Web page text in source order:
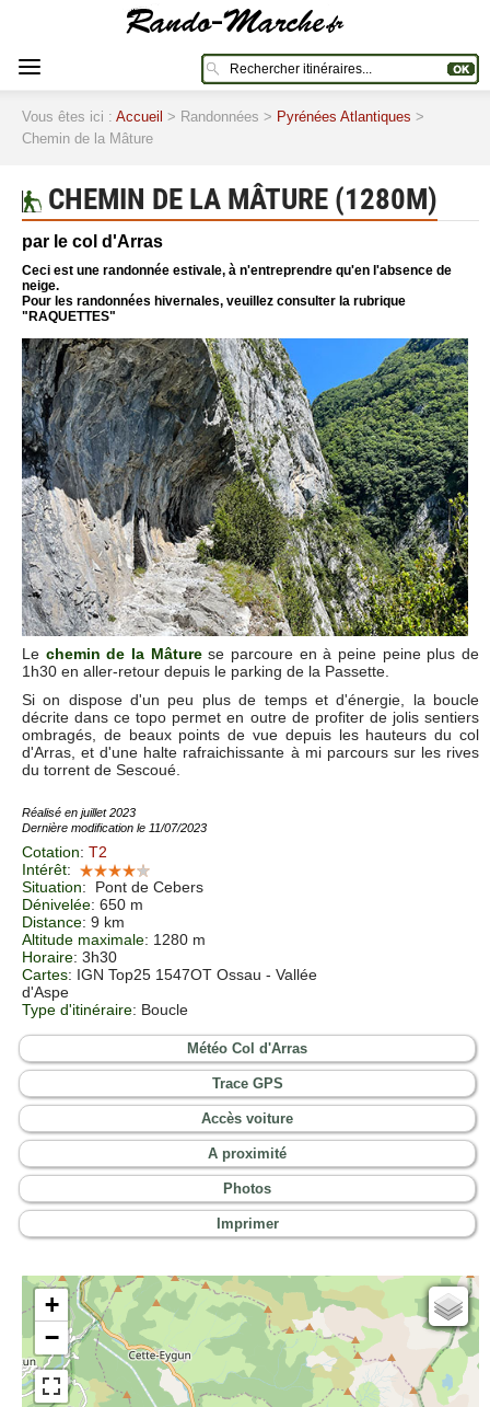
Vous êtes ici : Accueil > Randonnées > Pyrénées Atlantiques >
Chemin de la Mâture
CHEMIN DE LA MÂTURE (1280M)
par le col d'Arras
Ceci est une randonnée estivale, à n'entreprendre qu'en l'absence de
neige.
Pour les randonnées hivernales, veuillez consulter la rubrique
"RAQUETTES"
Le chemin de la Mâturese parcoure en à peine peine plus de
1h30 en aller-retour depuis le parking de la Passette.
Si on dispose d'un peu plus de temps et d'énergie, la boucle
décrite dans ce topo permet en outre de profiter de jolis sentiers
ombragés, de beaux points de vue depuis les hauteurs du col
d'Arras, et d'une halte rafraichissante à mi parcours sur les rives
du torrent de Sescoué.
Réalisé en juillet 2023
Dernière modification le 11/07/2023
Cotation: T2
Intérêt:
Situation:
Pont de Cebers
Dénivelée: 650 m
Distance: 9 km
Altitude maximale: 1280 m
Horaire: 3h30
Cartes: IGN Top25 1547OT Ossau - Vallée
d'Aspe
Type d'itinéraire: Boucle
Météo Col d'Arras
Trace GPS
Accès voiture
A proximité
Photos
Imprimer
+
−
Cartes IGN
Open Topo Map
Open Street Map
ESRI Word Imagery